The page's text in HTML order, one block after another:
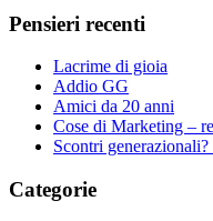
Pensieri recenti
Lacrime di gioia
Addio GG
Amici da 20 anni
Cose di Marketing –
Scontri
Categorie